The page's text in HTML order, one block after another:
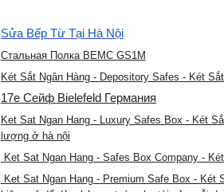
Sửa Bếp Từ Tại Hà Nội
Стальная Полка BEMC GS1M
Két Sắt Ngân Hàng - Depository Safes - Két
17e Сейф Bielefeld Германия
Ket Sat Ngan Hang - Luxury Safes Box - Két
lượng ở hà nội
Ket Sat Ngan Hang - Safes Box Company -
Ket Sat Ngan Hang - Premium Safe Box - Két